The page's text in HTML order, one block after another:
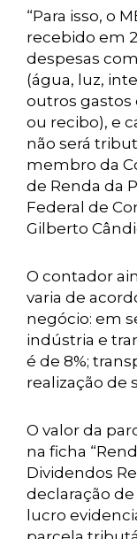
“Para isso, o
recebido em
despesas
(água, luz,
outros gastos
ou recibo), e
não será
membro da
de Renda da
Federal de
Gilberto
O contador
varia de
negócio: em
indústria e
é de 8%;
realização de
O valor da
na ficha
Dividendos
declaração de
lucro